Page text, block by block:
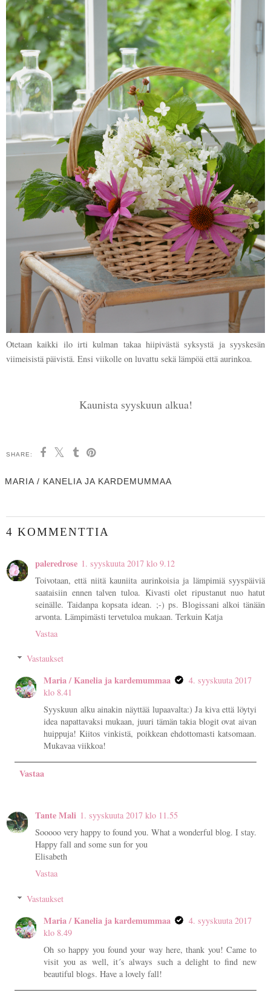
Otetaan kaikki ilo irti kulman takaa hiipivästä syksystä ja syyskesän
viimeisistä päivistä. Ensi viikolle on luvattu sekä lämpöä että aurinkoa.
Kaunista syyskuun alkua!
SHARE:
MARIA / KANELIA JA KARDEMUMMAA
4 KOMMENTTIA
paleredrose 1. syyskuuta 2017 klo 9.12
Toivotaan, että niitä kauniita aurinkoisia ja lämpimiä syyspäiviä
saataisiin ennen talven tuloa. Kivasti olet ripustanut nuo hatut
seinälle. Taidanpa kopsata idean. ;-) ps. Blogissani alkoi tänään
arvonta. Lämpimästi tervetuloa mukaan. Terkuin Katja
Vastaa
Vastaukset
Maria / Kanelia ja kardemummaa
4. syyskuuta 2017
klo 8.41
Syyskuun alku ainakin näyttää lupaavalta:) Ja kiva että löytyi
idea napattavaksi mukaan, juuri tämän takia blogit ovat aivan
huippuja! Kiitos vinkistä, poikkean ehdottomasti katsomaan.
Mukavaa viikkoa!
Vastaa
Tante Mali 1. syyskuuta 2017 klo 11.55
Sooooo very happy to found you. What a wonderful blog. I stay.
Happy fall and some sun for you
Elisabeth
Vastaa
Vastaukset
Maria / Kanelia ja kardemummaa
4. syyskuuta 2017
klo 8.49
Oh so happy you found your way here, thank you! Came to
visit you as well, it´s always such a delight to find new
beautiful blogs. Have a lovely fall!